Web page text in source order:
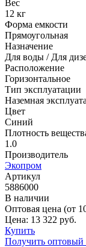
Вес
12 кг
Форма емкости
Прямоугольная
Назначение
Для воды / Для
Расположение
Горизонтальное
Тип эксплуатации
Наземная
Цвет
Синий
Плотность
1.0
Производитель
Экопром
Артикул
5886000
В наличии
Оптовая цена (от
Цена: 13 322 руб.
Купить
Получить оптовый